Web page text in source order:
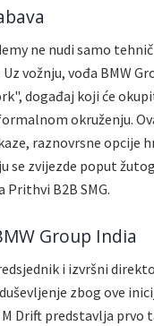
ne nudi samo
vožnju, vođa BMW
događaj koji će
okruženju.
raznovrsne opcije
se zvijezde poput
Prithvi B2B SMG.
Group India
i izvršni
zbog ove
M Drift predstavlja prvo